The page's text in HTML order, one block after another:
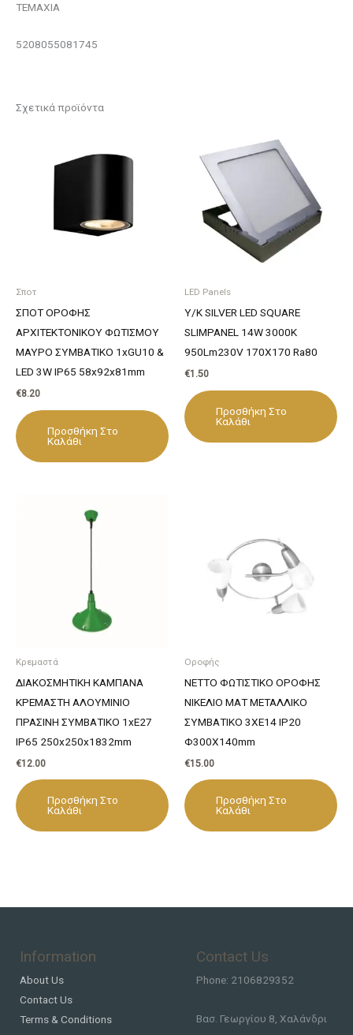
ΤΕΜΑΧΙΑ
5208055081745
Σχετικά προϊόντα
Σποτ
ΣΠΟΤ ΟΡΟΦΗΣ
ΑΡΧΙΤΕΚΤΟΝΙΚΟΥ ΦΩΤΙΣΜΟΥ
ΜΑΥΡΟ ΣΥΜΒΑΤΙΚΟ 1xGU10 &
LED 3W IP65 58x92x81mm
€8.20
Προσθήκη Στο
Καλάθι
LED Panels
Υ/Κ SILVER LED SQUARE
SLIMPANEL 14W 3000K
950Lm230V 170X170 Ra80
€1.50
Προσθήκη Στο
Καλάθι
Κρεμαστά
ΔΙΑΚΟΣΜΗΤΙΚΗ ΚΑΜΠΑΝΑ
ΚΡΕΜΑΣΤΗ ΑΛΟΥΜΙΝΙΟ
ΠΡΑΣΙΝΗ ΣΥΜΒΑΤΙΚΟ 1xE27
IP65 250x250x1832mm
€12.00
Προσθήκη Στο
Καλάθι
Οροφής
NETTO ΦΩΤΙΣΤΙΚΟ ΟΡΟΦΗΣ
ΝΙΚΕΛΙΟ ΜΑΤ ΜΕΤΑΛΛΙΚΟ
ΣΥΜΒΑΤΙΚΟ 3ΧΕ14 IP20
Φ300Χ140mm
€15.00
Προσθήκη Στο
Καλάθι
Information
About Us
Contact Us
Terms & Conditions
Contact Us
Phone: 2106829352
Βασ. Γεωργίου 8, Χαλάνδρι